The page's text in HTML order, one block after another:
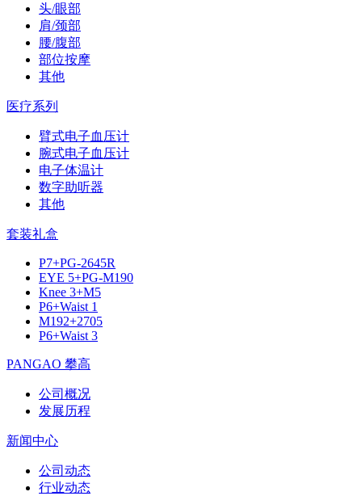
头/眼部
肩/颈部
腰/腹部
部位按摩
其他
医疗系列
臂式电子血压计
腕式电子血压计
电子体温计
数字助听器
其他
套装礼盒
P7+PG-2645R
EYE 5+PG-M190
Knee 3+M5
P6+Waist 1
M192+2705
P6+Waist 3
PANGAO 攀高
公司概况
发展历程
新闻中心
公司动态
行业动态